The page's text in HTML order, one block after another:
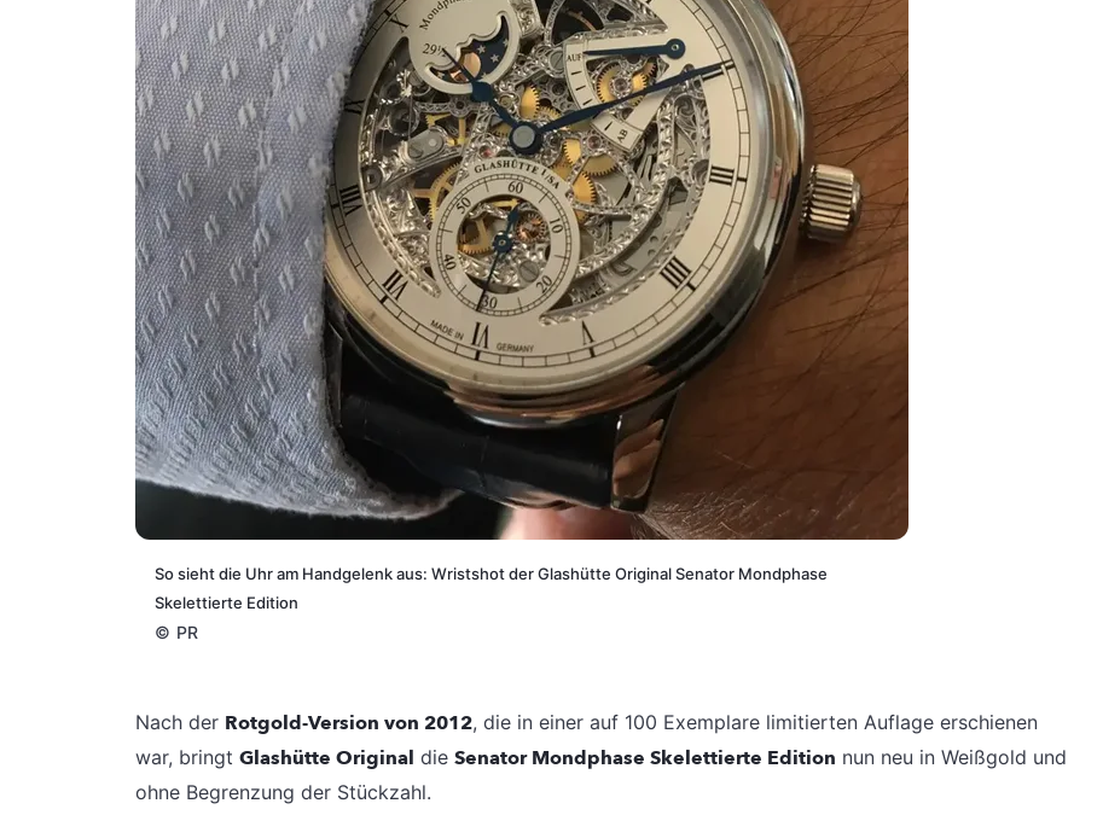
So sieht die Uhr am Handgelenk aus: Wristshot der Glashütte Original Senator Mondphase
Skelettierte Edition
© PR
Nach der Rotgold-Version von 2012, die in einer auf 100 Exemplare limitierten Auflage erschienen
war, bringt Glashütte Original die Senator Mondphase Skelettierte Edition nun neu in Weißgold und
ohne Begrenzung der Stückzahl.